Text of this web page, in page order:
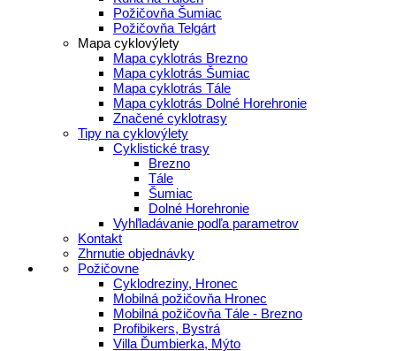
Požičovňa Šumiac
Požičovňa Telgárt
Mapa cyklovýlety
Mapa cyklotrás Brezno
Mapa cyklotrás Šumiac
Mapa cyklotrás Tále
Mapa cyklotrás Dolné Horehronie
Značené cyklotrasy
Tipy na cyklovýlety
Cyklistické trasy
Brezno
Tále
Šumiac
Dolné Horehronie
Vyhľladávanie podľa parametrov
Kontakt
Zhrnutie objednávky
Požičovne
Cyklodreziny, Hronec
Mobilná požičovňa Hronec
Mobilná požičovňa Tále - Brezno
Profibikers, Bystrá
Villa Ďumbierka, Mýto